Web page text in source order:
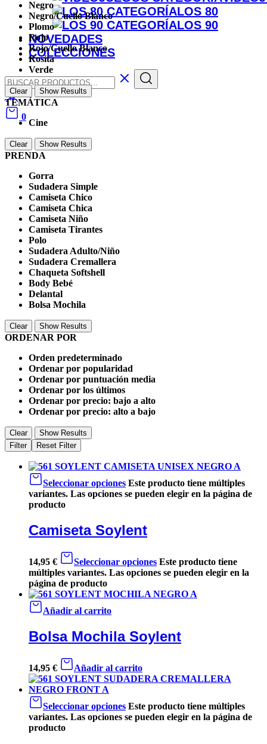
LOS 80
LOS 90
NOVEDADES
COLECCIONES
0
Negro
Negro/Cuello Blanco
Plomo
Rojo
Rojo/Cuello Blanco
Rosita
Verde
Clear Show Results
TEMÁTICA
Cine
Clear Show Results
PRENDA
Gorra
Sudadera Simple
Camiseta Chico
Camiseta Chica
Camiseta Niño
Camiseta Tirantes
Polo
Sudadera Adulto/Niño
Sudadera Cremallera
Chaqueta Softshell
Body Bebé
Delantal
Bolsa Mochila
Clear Show Results
ORDENAR POR
Orden predeterminado
Ordenar por popularidad
Ordenar por puntuación media
Ordenar por los últimos
Ordenar por precio: bajo a alto
Ordenar por precio: alto a bajo
Clear
Show Results
Filter
Reset Filter
Seleccionar opciones Este producto tiene múltiples
variantes. Las opciones se pueden elegir en la página de
producto
Camiseta Soylent
14,95 € Seleccionar opciones Este producto tiene
múltiples variantes. Las opciones se pueden elegir en la
página de producto
Añadir al carrito
Bolsa Mochila Soylent
14,95 € Añadir al carrito
Seleccionar opciones Este producto tiene múltiples
variantes. Las opciones se pueden elegir en la página de
producto